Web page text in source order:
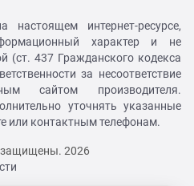
интернет-ресурсе,
характер и не
(ст. 437 Гражданского кодекса
за несоответствие
сайтом производителя.
уточнять указанные
или контактным телефонам.
защищены. 2026